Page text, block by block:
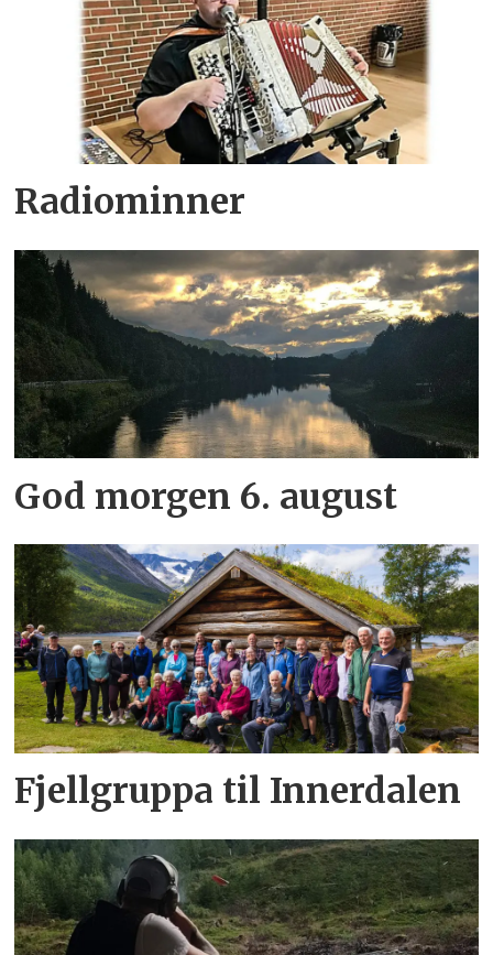
Radiominner
God morgen 6. august
Fjellgruppa til Innerdalen